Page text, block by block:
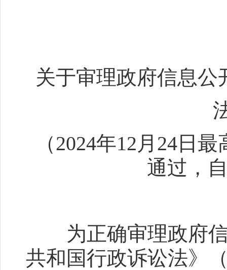
关于审理政府信息
（2024年12月24日
通过，
为正确审理政府信
共和国行政诉讼法》